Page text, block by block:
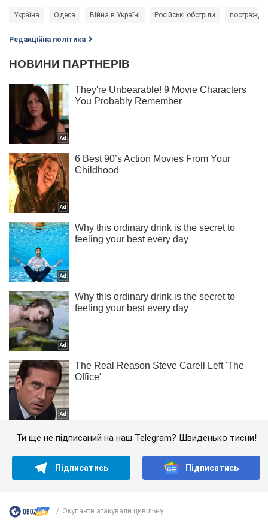
Україна Одеса Війна в Україні Російські обстріли
Редакційна політика
Ти ще не підписаний на наш Telegram? Швиденько тисни!
Підписатись Підписатись
Окупанти атакували цивільну...